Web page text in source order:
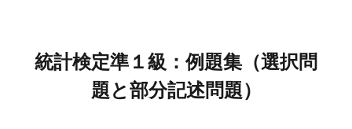
統計検定準１級：例題集（選択問
題と部分記述問題）